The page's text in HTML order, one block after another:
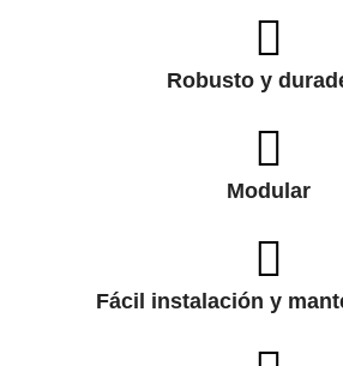
Robusto y
Modular
Fácil instalación y